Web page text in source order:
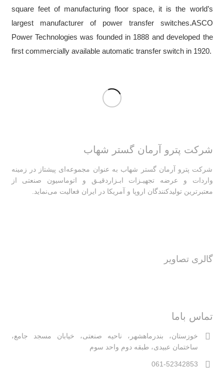
square feet of manufacturing floor space, it is the world’s
largest manufacturer of power transfer switches.ASCO
Power Technologies was founded in 1888 and developed the
first commercially available automatic transfer switch in 1920.
شرکت پترو آرمان گستر شهاب
شرکت پترو آرمان گستر شهاب به عنوان مجموعه‌ای پیشتاز در زمینه
واردات و عرضه تجهیـزات ابـزاردقیـق و اتوماسیون صنعتی از
معتبرترین تولیدکنندگان اروپا و آمریکا در ایران فعالیت‌‌ می‌نماید.
گالری تصاویر
تماس باما
خوزستان، بندرماهشهر، ناحیه صنعتی، خیابان مسجد جامع،
ساختمان عبیدی، طبقه دوم واحد سوم
061-52342853